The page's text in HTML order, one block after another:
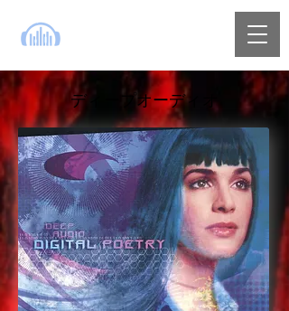
ディープオーディオ